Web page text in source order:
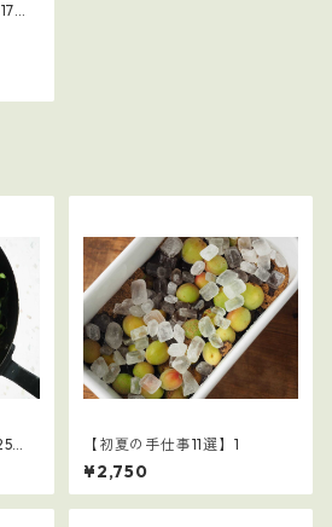
レ
【初夏の手仕事11選】1
¥2,750